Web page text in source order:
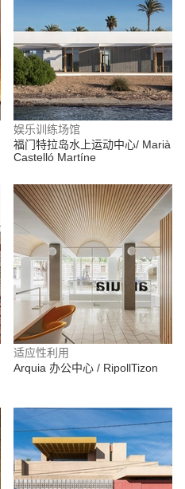
娱乐训练场馆
福门特拉岛水上运动中心/ Marià
Castelló Martíne
适应性利用
Arquia 办公中心 / RipollTizon